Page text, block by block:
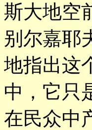
斯大地空
别尔嘉耶
地指出这
中，它只
在民众中